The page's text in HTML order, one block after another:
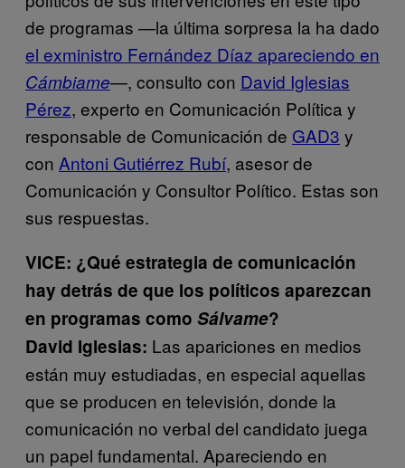
de programas —la última sorpresa la ha dado
el exministro Fernández Díaz apareciendo en
Cámbiame—, consulto con David Iglesias
Pérez, experto en Comunicación Política y
responsable de Comunicación de GAD3 y
con Antoni Gutiérrez Rubí, asesor de
Comunicación y Consultor Político. Estas son
sus respuestas.
VICE: ¿Qué estrategia de comunicación
hay detrás de que los políticos aparezcan
en programas como Sálvame?
David Iglesias: Las apariciones en medios
están muy estudiadas, en especial aquellas
que se producen en televisión, donde la
comunicación no verbal del candidato juega
un papel fundamental. Apareciendo en